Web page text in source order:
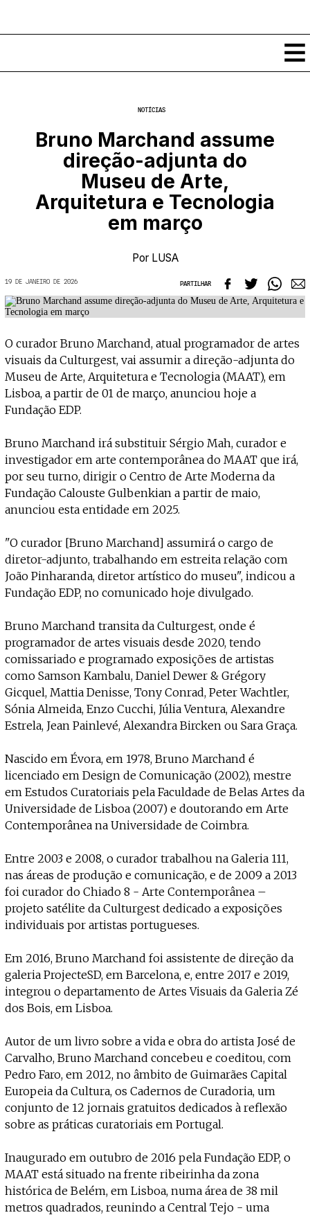
Classificados
Ver todos
Espetáculos
Exposições
Mapa
Submeter Eventos
Crítica
Formadores
Links úteis
Publicações
Projecto e Equipa
Ficha Técnica
Política de privacidade
Contactar
Política de privacidade - App
Coffeelabs Cursos curtos
Apoiar
NOTÍCIAS
Bruno Marchand assume
direção-adjunta do
Museu de Arte,
Arquitetura e Tecnologia
em março
Por LUSA
19 DE JANEIRO DE 2026 PARTILHAR
O curador Bruno Marchand, atual programador de artes
visuais da Culturgest, vai assumir a direção-adjunta do
Museu de Arte, Arquitetura e Tecnologia (MAAT), em
Lisboa, a partir de 01 de março, anunciou hoje a
Fundação EDP.
Bruno Marchand irá substituir Sérgio Mah, curador e
investigador em arte contemporânea do MAAT que irá,
por seu turno, dirigir o Centro de Arte Moderna da
Fundação Calouste Gulbenkian a partir de maio,
anunciou esta entidade em 2025.
"O curador [Bruno Marchand] assumirá o cargo de
diretor-adjunto, trabalhando em estreita relação com
João Pinharanda, diretor artístico do museu", indicou a
Fundação EDP, no comunicado hoje divulgado.
Bruno Marchand transita da Culturgest, onde é
programador de artes visuais desde 2020, tendo
comissariado e programado exposições de artistas
como Samson Kambalu, Daniel Dewer & Grégory
Gicquel, Mattia Denisse, Tony Conrad, Peter Wachtler,
Sónia Almeida, Enzo Cucchi, Júlia Ventura, Alexandre
Estrela, Jean Painlevé, Alexandra Bircken ou Sara Graça.
Nascido em Évora, em 1978, Bruno Marchand é
licenciado em Design de Comunicação (2002), mestre
em Estudos Curatoriais pela Faculdade de Belas Artes da
Universidade de Lisboa (2007) e doutorando em Arte
Contemporânea na Universidade de Coimbra.
Entre 2003 e 2008, o curador trabalhou na Galeria 111,
nas áreas de produção e comunicação, e de 2009 a 2013
foi curador do Chiado 8 - Arte Contemporânea –
projeto satélite da Culturgest dedicado a exposições
individuais por artistas portugueses.
Em 2016, Bruno Marchand foi assistente de direção da
galeria ProjecteSD, em Barcelona, e, entre 2017 e 2019,
integrou o departamento de Artes Visuais da Galeria Zé
dos Bois, em Lisboa.
Autor de um livro sobre a vida e obra do artista José de
Carvalho, Bruno Marchand concebeu e coeditou, com
Pedro Faro, em 2012, no âmbito de Guimarães Capital
Europeia da Cultura, os Cadernos de Curadoria, um
conjunto de 12 jornais gratuitos dedicados à reflexão
sobre as práticas curatoriais em Portugal.
Inaugurado em outubro de 2016 pela Fundação EDP, o
MAAT está situado na frente ribeirinha da zona
histórica de Belém, em Lisboa, numa área de 38 mil
metros quadrados, reunindo a Central Tejo - uma